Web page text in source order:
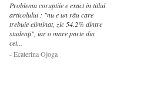
Problema coruptiie e exact in titlul
articolului : "nu e un rău care
trebuie eliminat, zic 54.2% dintre
studenți", iar o mare parte din
cei...
Ecaterina Ojoga